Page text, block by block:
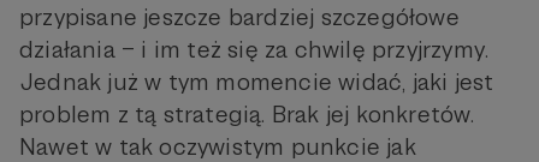
przypisane jeszcze bardziej szczegółowe
działania – i im też się za chwilę przyjrzymy.
Jednak już w tym momencie widać, jaki jest
problem z tą strategią. Brak jej konkretów.
Nawet w tak oczywistym punkcie jak